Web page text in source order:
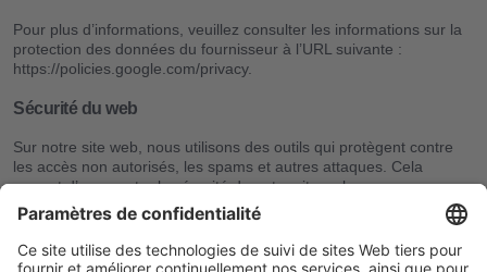
Pour plus d’informations, veuillez consulter les informations sur la
protection des données du fournisseur à l’URL suivante :
https://policies.google.com/privacy.
Sécurité du web
Sur notre site web, nous utilisons des outils qui protègent contre
les accès non autorisés, les spams et autres attaques. Cela
permet d’augmenter la sécurité de notre site web.
Nous fondons ce traitement sur un intérêt légitime (article 6,
paragraphe 1, point f) du RGPD).